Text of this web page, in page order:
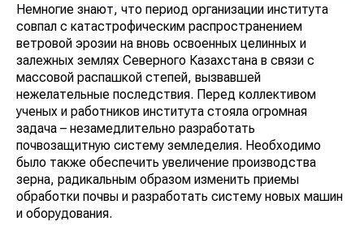
Немногие знают, что период организации института
совпал с катастрофическим распространением
ветровой эрозии на вновь освоенных целинных и
залежных землях Северного Казахстана в связи с
массовой распашкой степей, вызвавшей
нежелательные последствия. Перед коллективом
ученых и работников института стояла огромная
задача – незамедлительно разработать
почвозащитную систему земледелия. Необходимо
было также обеспечить увеличение производства
зерна, радикальным образом изменить приемы
обработки почвы и разработать систему новых машин
и оборудования.